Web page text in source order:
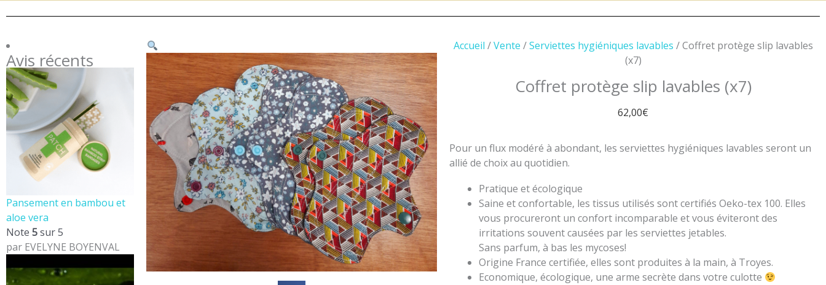
Avis récents
Pansement en bambou et
aloe vera
Note 5sur 5
par EVELYNE BOYENVAL
Accueil /Vente /Serviettes hygiéniques lavables / Coffret protège slip lavables
(x7)
Coffret protège slip lavables (x7)
62,00€
Pour un flux modéré à abondant, les serviettes hygiéniques lavables seront un
allié de choix au quotidien.
Pratique et écologique
Saine et confortable, les tissus utilisés sont certifiés Oeko-tex 100. Elles
vous procureront un confort incomparable et vous éviteront des
irritations souvent causées par les serviettes jetables.
Sans parfum, à bas les mycoses!
Origine France certifiée, elles sont produites à la main, à Troyes.
Economique, écologique, une arme secrète dans votre culotte